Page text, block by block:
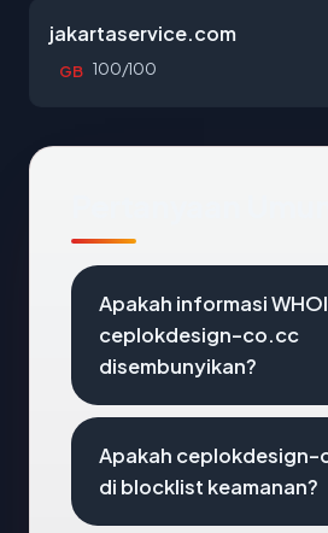
jakartaservice.com
GB 100/100
Apakah informasi
ceplokdesign-co.cc
disembunyikan?
Apakah ceplokdesign-
di blocklist keamanan?